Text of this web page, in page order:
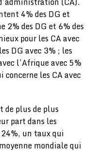
4% des DG et
2% des DG et 6% des
pour les CA avec
DG avec 3% ; les
l’Afrique avec 5%
concerne les CA avec
de plus de plus
part dans les
un taux qui
mondiale qui